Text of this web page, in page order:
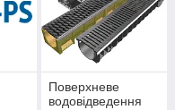
Поверхневе
водовідведення